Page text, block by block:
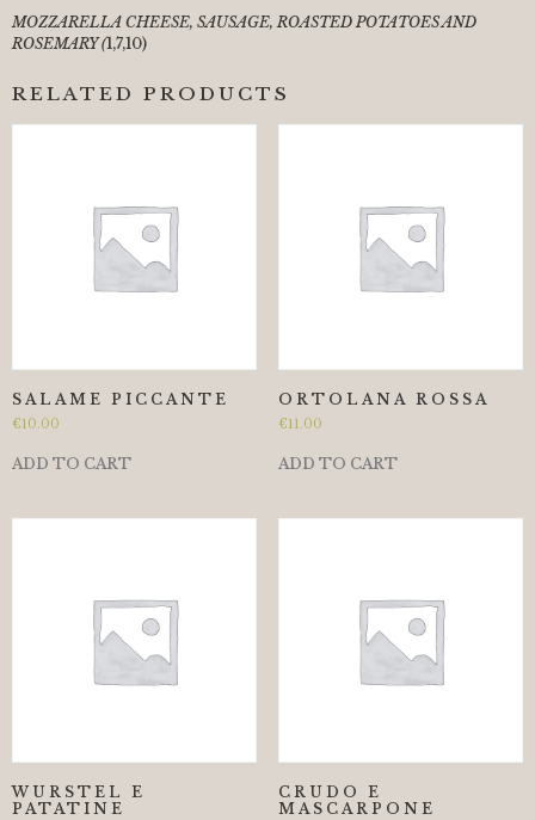
MOZZARELLA CHEESE, SAUSAGE, ROASTED POTATOES AND
ROSEMARY(1,7,10)
RELATED PRODUCTS
SALAME PICCANTE
€10.00
ADD TO CART
ORTOLANA ROSSA
€11.00
ADD TO CART
WURSTEL E
PATATINE
CRUDO E
MASCARPONE